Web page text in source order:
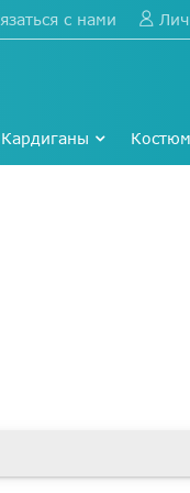
с нами
Кардиганы